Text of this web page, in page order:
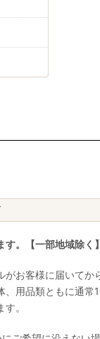
。【一部地域除く】
がお客様に届いてか
、用品類ともに通常
。